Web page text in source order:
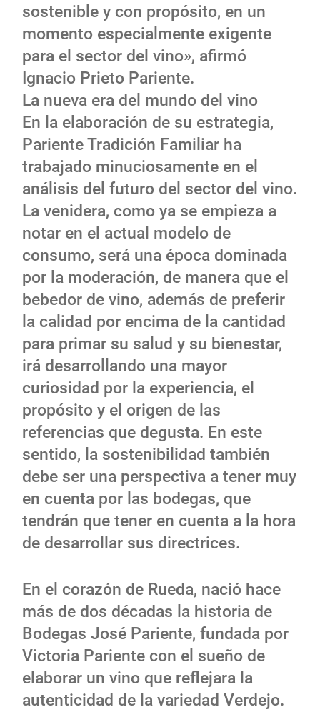
sostenible y con propósito, en un
momento especialmente exigente
para el sector del vino», afirmó
Ignacio Prieto Pariente.
La nueva era del mundo del vino
En la elaboración de su estrategia,
Pariente Tradición Familiar ha
trabajado minuciosamente en el
análisis del futuro del sector del vino.
La venidera, como ya se empieza a
notar en el actual modelo de
consumo, será una época dominada
por la moderación, de manera que el
bebedor de vino, además de preferir
la calidad por encima de la cantidad
para primar su salud y su bienestar,
irá desarrollando una mayor
curiosidad por la experiencia, el
propósito y el origen de las
referencias que degusta. En este
sentido, la sostenibilidad también
debe ser una perspectiva a tener muy
en cuenta por las bodegas, que
tendrán que tener en cuenta a la hora
de desarrollar sus directrices.
En el corazón de Rueda, nació hace
más de dos décadas la historia de
Bodegas José Pariente, fundada por
Victoria Pariente con el sueño de
elaborar un vino que reflejara la
autenticidad de la variedad Verdejo.